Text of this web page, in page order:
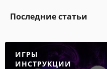
Последние статьи
ИГРЫ
ИНСТРУКЦИИ